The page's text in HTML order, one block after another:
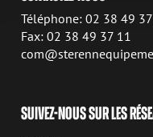
Téléphone: 02 38 49
Fax: 02 38 49 37 11
SUIVEZ-NOUS SUR LES